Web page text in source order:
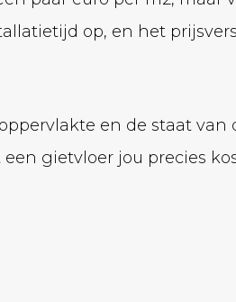
op, en het
en de staat van
gietvloer jou precies